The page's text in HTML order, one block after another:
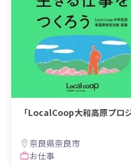
「LocalCoop大和高原プロ
奈良県奈良市
お仕事